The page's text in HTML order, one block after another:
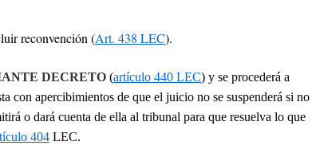
reconvención (Art. 438 LEC).
DECRETO (artículo 440 LEC) y se procederá a
con apercibimientos de que el juicio no se suspenderá si no
o dará cuenta de ella al tribunal para que resuelva lo que
404 LEC.